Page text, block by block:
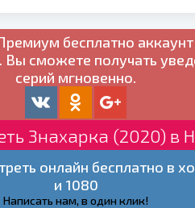
бесплатно
Вы сможете получать
серий мгновенно.
Знахарка (2020) в
онлайн бесплатно в
и 1080
Написать нам, в один клик!